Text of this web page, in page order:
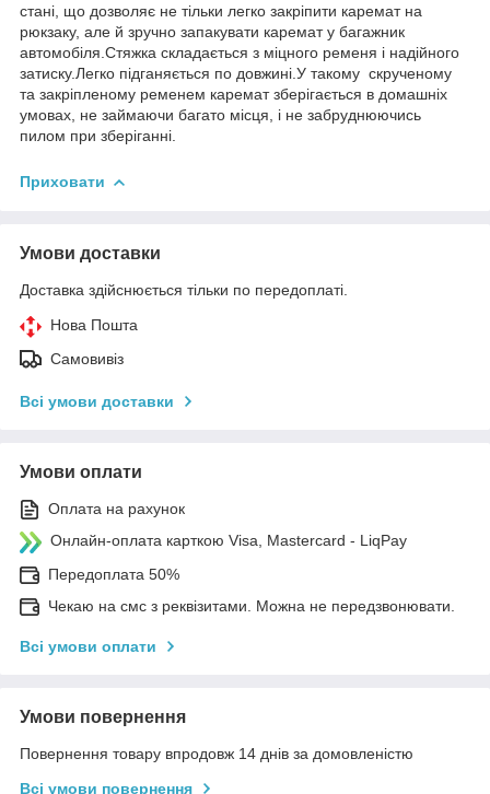
стані, що дозволяє не тільки легко закріпити каремат на
рюкзаку, але й зручно запакувати каремат у багажник
автомобіля.Стяжка складається з міцного ременя і надійного
затиску.Легко підганяється по довжині.У такому скрученому
та закріпленому ременем каремат зберігається в домашніх
умовах, не займаючи багато місця, і не забруднюючись
пилом при зберіганні.
Приховати
Умови доставки
Доставка здійснюється тільки по передоплаті.
Нова Пошта
Самовивіз
Всі умови доставки
Умови оплати
Оплата на рахунок
Онлайн-оплата карткою Visa, Mastercard - LiqPay
Передоплата 50%
Чекаю на смс з реквізитами. Можна не передзвонювати.
Всі умови оплати
Умови повернення
Повернення товару впродовж 14 днів за домовленістю
Всі умови повернення